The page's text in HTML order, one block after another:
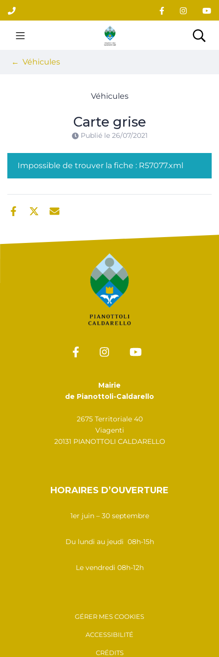
Aller
au
contenu
Site officiel du village
Véhicules
Véhicules
Carte grise
Publié le 26/07/2021
Impossible de trouver la fiche : R57077.xml
Mairie
de Pianottoli-Caldarello
2675 Territoriale 40
Viagenti
20131 PIANOTTOLI CALDARELLO
HORAIRES D’OUVERTURE
1er juin – 30 septembre
Du lundi au jeudi 08h-15h
Le vendredi 08h-12h
GÉRER MES COOKIES
ACCESSIBILITÉ
CRÉDITS